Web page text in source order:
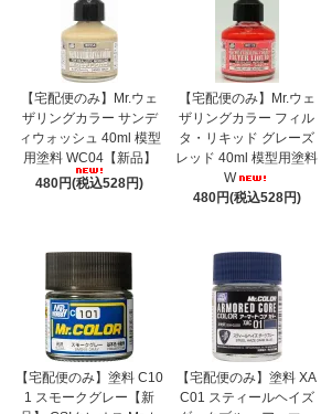
【宅配便のみ】Mr.ウェ
ザリングカラー サンデ
ィウォッシュ 40ml 模型
用塗料 WC04【新品】
480円(税込528円)
【宅配便のみ】Mr.ウェ
ザリングカラー フィル
タ・リキッド グレーズ
レッド 40ml 模型用塗料
W
480円(税込528円)
【宅配便のみ】塗料 C10
1 スモークグレー【新
【宅配便のみ】塗料 XA
C01 スティールヘイズ